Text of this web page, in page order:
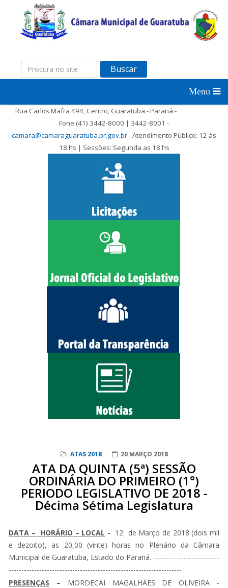
Buscar
Rua Carlos Mafra 494, Centro, Guaratuba - Paraná -
Fone (41) 3442-8000 | 3442-8001 -
camara@camaraguaratuba.pr.gov.br- Atendimento Público: 12 às
18 hs | Sessões: Segunda as 18 hs
ATAS 2018 20 MARÇO 2018
ATA DA QUINTA (5ª) SESSÃO
ORDINÁRIA DO PRIMEIRO (1°)
PERIODO LEGISLATIVO DE 2018 -
Décima Sétima Legislatura
DATA – HORÁRIO – LOCAL - 12 de Março de 2018 (dois mil
e dezoito), as 20,00 (vinte) horas no Plenário da Câmara
Municipal de Guaratuba, Estado do Paraná. --------------------------
--------------------------------------------------------------------
PRESENÇAS – MORDECAI MAGALHÃES DE OLIVEIRA -